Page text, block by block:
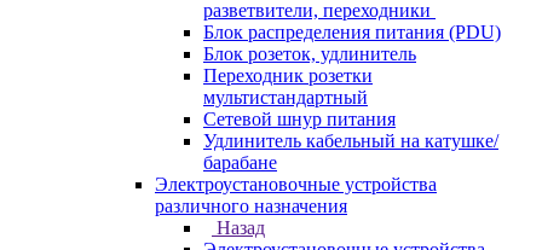
разветвители, переходники
Блок распределения питания (PDU)
Блок розеток, удлинитель
Переходник розетки
мультистандартный
Сетевой шнур питания
Удлинитель кабельный на катушке/
барабане
Электроустановочные устройства
различного назначения
Назад